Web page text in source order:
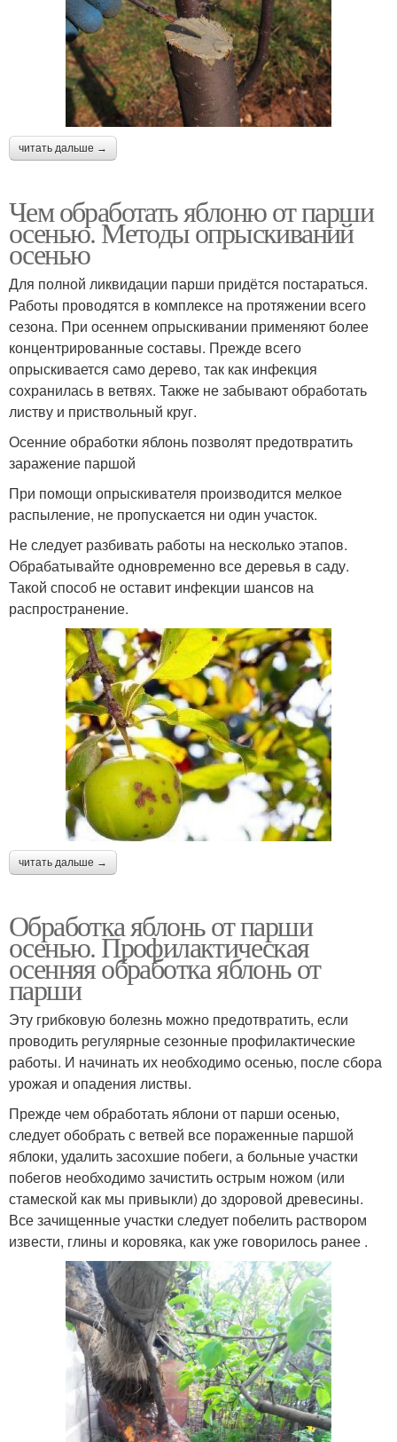
читать дальше →
Чем обработать яблоню от парши
осенью. Методы опрыскиваний
осенью
Для полной ликвидации парши придётся постараться.
Работы проводятся в комплексе на протяжении всего
сезона. При осеннем опрыскивании применяют более
концентрированные составы. Прежде всего
опрыскивается само дерево, так как инфекция
сохранилась в ветвях. Также не забывают обработать
листву и приствольный круг.
Осенние обработки яблонь позволят предотвратить
заражение паршой
При помощи опрыскивателя производится мелкое
распыление, не пропускается ни один участок.
Не следует разбивать работы на несколько этапов.
Обрабатывайте одновременно все деревья в саду.
Такой способ не оставит инфекции шансов на
распространение.
читать дальше →
Обработка яблонь от парши
осенью. Профилактическая
осенняя обработка яблонь от
парши
Эту грибковую болезнь можно предотвратить, если
проводить регулярные сезонные профилактические
работы. И начинать их необходимо осенью, после сбора
урожая и опадения листвы.
Прежде чем обработать яблони от парши осенью,
следует обобрать с ветвей все пораженные паршой
яблоки, удалить засохшие побеги, а больные участки
побегов необходимо зачистить острым ножом (или
стамеской как мы привыкли) до здоровой древесины.
Все зачищенные участки следует побелить раствором
извести, глины и коровяка, как уже говорилось ранее .